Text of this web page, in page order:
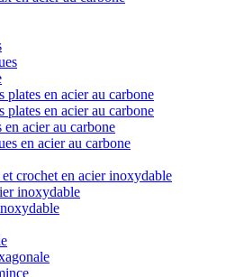
plates en acier au carbone
plates en acier au carbone
en acier au carbone
en acier au carbone
crochet en acier inoxydable
inoxydable